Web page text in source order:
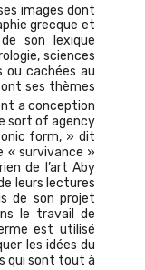
images dont
grecque et
son lexique
sciences
ou cachées au
ses thèmes
a conception
sort of agency
form, » dit
« survivance »
de l’art Aby
leurs lectures
de son projet
le travail de
est utilisé
les idées du
qui sont tout à